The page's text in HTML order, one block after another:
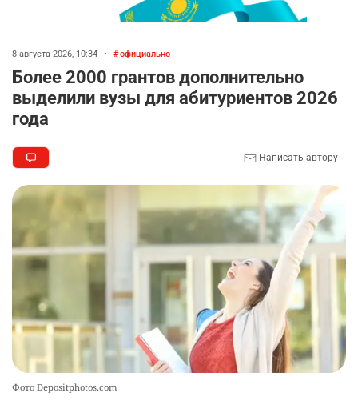
8 августа 2026, 10:34 • официально
Более 2000 грантов дополнительно
выделили вузы для абитуриентов 2026
года
Написать автору
Фото Depositphotos.com